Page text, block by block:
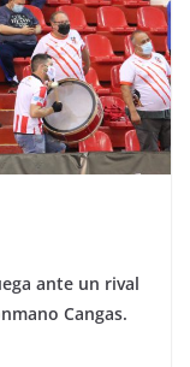
ante un rival
Cangas.